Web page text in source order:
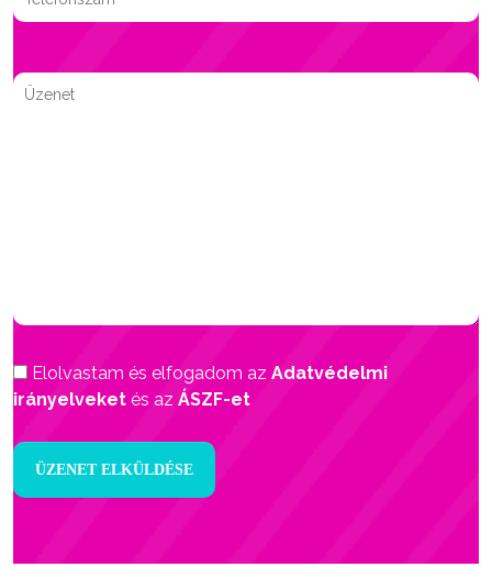
Elolvastam és elfogadom az Adatvédelmi
irányelveket és az ÁSZF-et